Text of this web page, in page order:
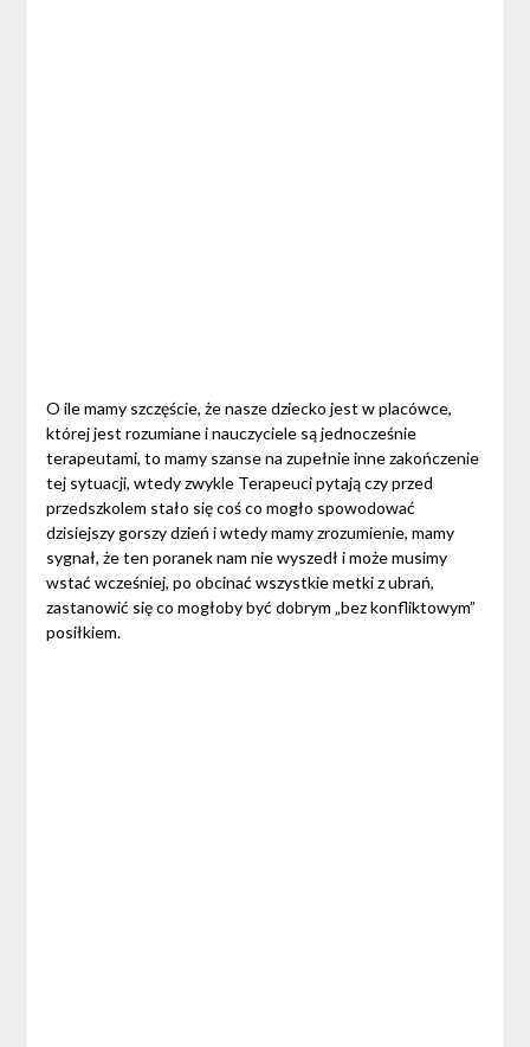
O ile mamy szczęście, że nasze dziecko jest w placówce,
której jest rozumiane i nauczyciele są jednocześnie
terapeutami, to mamy szanse na zupełnie inne zakończenie
tej sytuacji, wtedy zwykle Terapeuci pytają czy przed
przedszkolem stało się coś co mogło spowodować
dzisiejszy gorszy dzień i wtedy mamy zrozumienie, mamy
sygnał, że ten poranek nam nie wyszedł i może musimy
wstać wcześniej, po obcinać wszystkie metki z ubrań,
zastanowić się co mogłoby być dobrym „bez konfliktowym”
posiłkiem.